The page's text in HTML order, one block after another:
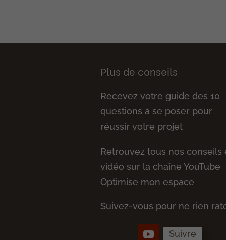
Plus de conseils
Recevez votre guide des 10
questions à se poser pour
réussir votre projet
Retrouvez tous nos conseils
vidéo sur la chaîne YouTube
Optimise mon espace
Suivez-vous pour ne rien
Suivre